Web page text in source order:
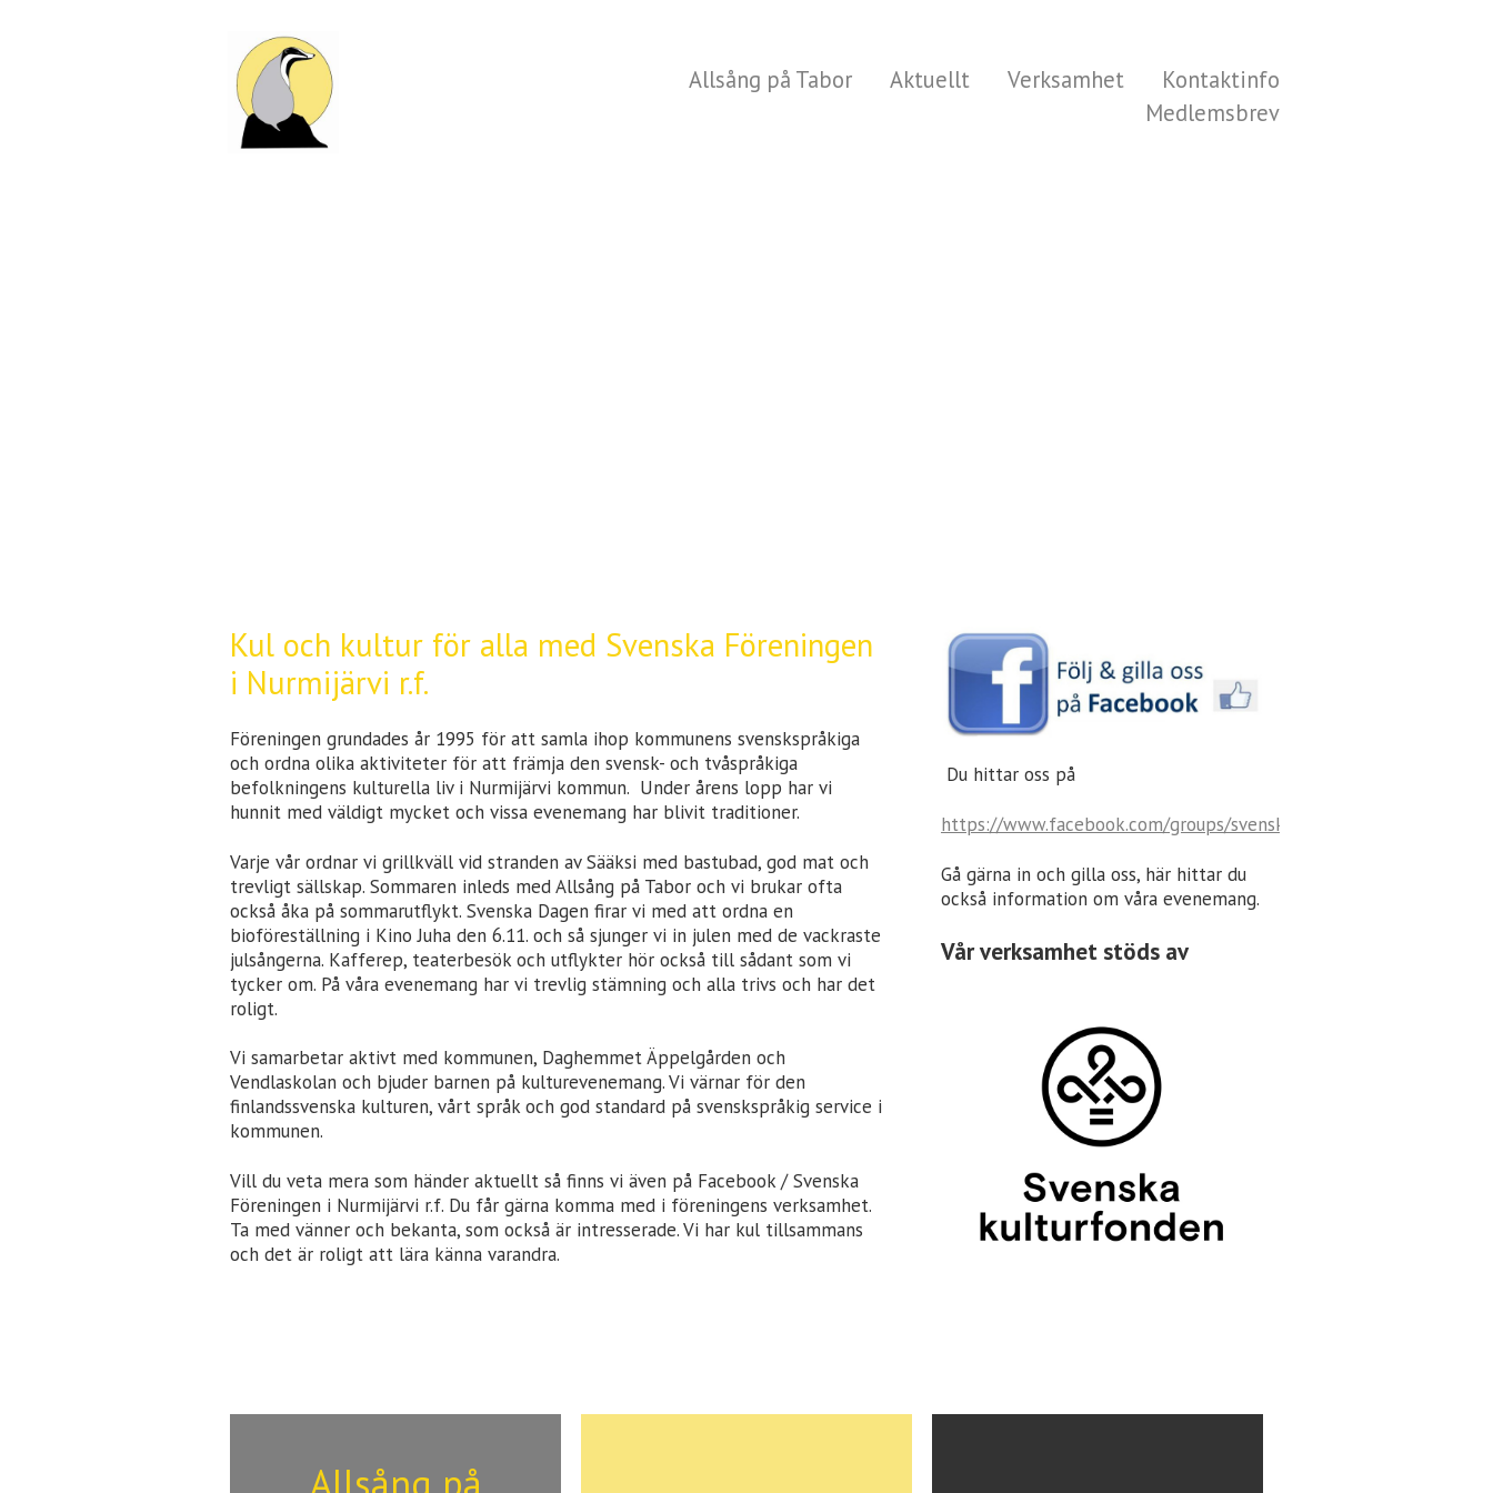
Allsång på Tabor Aktuellt Verksamhet
Kontaktinfo
Medlemsbrev
Kul och kultur för alla med Svenska Föreningen
i Nurmijärvi r.f.
Föreningen grundades år 1995 för att samla ihop kommunens svenskspråkiga
och ordna olika aktiviteter för att främja den svensk- och tvåspråkiga
befolkningens kulturella liv i Nurmijärvi kommun. Under årens lopp har vi
hunnit med väldigt mycket och vissa evenemang har blivit traditioner.
Varje vår ordnar vi grillkväll vid stranden av Sääksi med bastubad, god mat och
trevligt sällskap. Sommaren inleds med Allsång på Tabor och vi brukar ofta
också åka på sommarutflykt. Svenska Dagen firar vi med att ordna en
bioföreställning i Kino Juha den 6.11. och så sjunger vi in julen med de vackraste
julsångerna. Kafferep, teaterbesök och utflykter hör också till sådant som vi
tycker om. På våra evenemang har vi trevlig stämning och alla trivs och har det
roligt.
Vi samarbetar aktivt med kommunen, Daghemmet Äppelgården och
Vendlaskolan och bjuder barnen på kulturevenemang. Vi värnar för den
finlandssvenska kulturen, vårt språk och god standard på svenskspråkig service i
kommunen.
Vill du veta mera som händer aktuellt så finns vi även på Facebook / Svenska
Föreningen i Nurmijärvi r.f. Du får gärna komma med i föreningens verksamhet.
Ta med vänner och bekanta, som också är intresserade. Vi har kul tillsammans
och det är roligt att lära känna varandra.
Du hittar oss på
https://www.facebook.com/groups/svenskaforeningeninurmijarvi/
Gå gärna in och gilla oss, här hittar du
också information om våra evenemang.
Vår verksamhet stöds av
Allsång på